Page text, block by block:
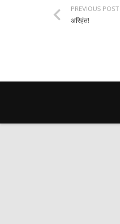
PREVIOUS POST
अरिहंत!